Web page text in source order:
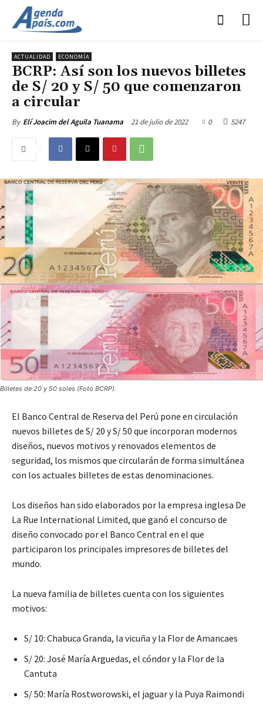
ACTUALIDAD ECONOMÍA
BCRP: Así son los nuevos billetes
de S/ 20 y S/ 50 que comenzaron
a circular
By Elí Joacim del Aguila Tuanama 21 de julio de 2022 0 5247
Billetes de 20 y 50 soles (Foto BCRP).
El Banco Central de Reserva del Perú pone en circulación
nuevos billetes de S/ 20 y S/ 50 que incorporan modernos
diseños, nuevos motivos y renovados elementos de
seguridad, los mismos que circularán de forma simultánea
con los actuales billetes de estas denominaciones.
Los diseños han sido elaborados por la empresa inglesa De
La Rue International Limited, que ganó el concurso de
diseño convocado por el Banco Central en el que
participaron los principales impresores de billetes del
mundo.
La nueva familia de billetes cuenta con los siguientes
motivos:
S/ 10: Chabuca Granda, la vicuña y la Flor de Amancaes
S/ 20: José María Arguedas, el cóndor y la Flor de la
Cantuta
S/ 50: María Rostworowski, el jaguar y la Puya Raimondi